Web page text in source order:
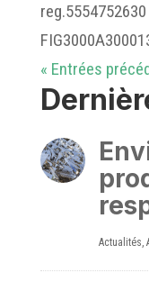
reg.5554752630
« Entrées
Actualités,